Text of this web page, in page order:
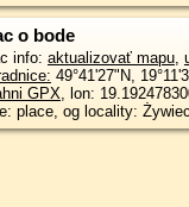
o bode
info: aktualizovať mapu,
49°41'27"N,
GPX, lon:
place, og locality: